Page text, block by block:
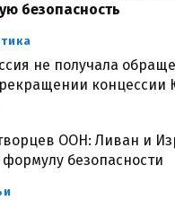
безопасность
не получала
ООН: Ливан и
безопасности